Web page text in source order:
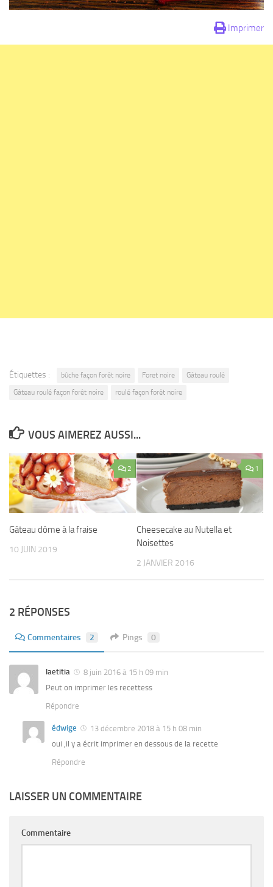
Imprimer
Étiquettes : bûche façon forêt noire Foret noire
Gâteau roulé
Gâteau roulé façon forêt noire
roulé façon forêt noire
VOUS AIMEREZ AUSSI...
2
Gâteau dôme à la fraise
10 JUIN 2019
1
Cheesecake au Nutella et
Noisettes
2 JANVIER 2016
2 RÉPONSES
Commentaires 2 Pings 0
laetitia
8 juin 2016 à 15 h 09 min
Peut on imprimer les recettess
Répondre
édwige
13 décembre 2018 à 15 h 08 min
oui ,il y a écrit imprimer en dessous de la recette
Répondre
LAISSER UN COMMENTAIRE
Commentaire